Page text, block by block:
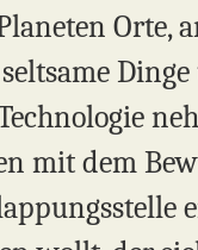
Orte,
mit dem